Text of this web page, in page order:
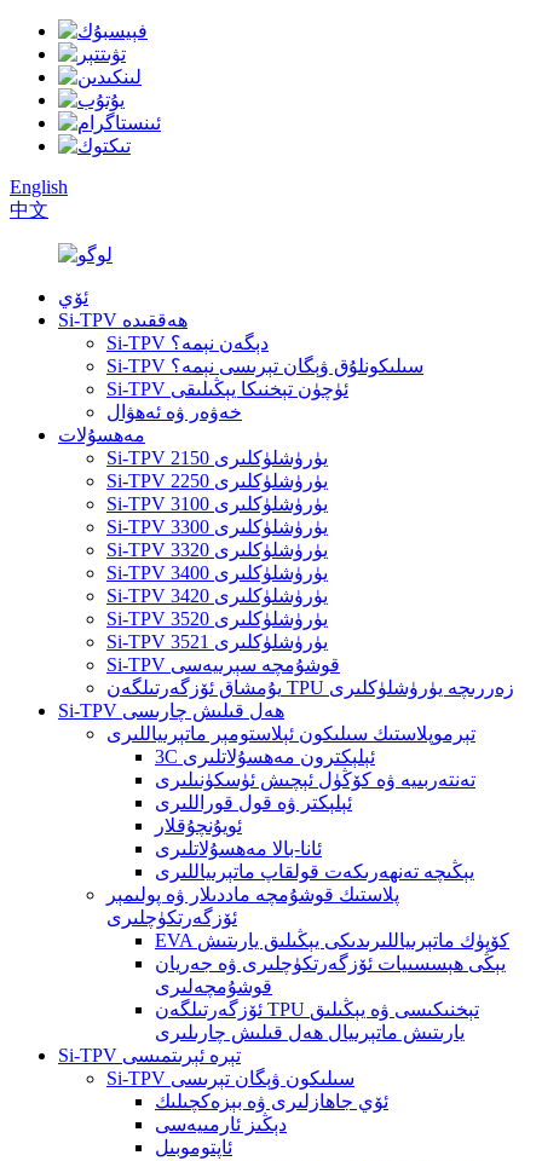
English
中文
ئۆي
Si-TPV ھەققىدە
Si-TPV دېگەن نېمە؟
Si-TPV سىلىكونلۇق ۋېگان تېرىسى نېمە؟
Si-TPV ئۈچۈن تېخنىكا يېڭىلىقى
خەۋەر ۋە ئەھۋال
مەھسۇلات
Si-TPV 2150 يۈرۈشلۈكلىرى
Si-TPV 2250 يۈرۈشلۈكلىرى
Si-TPV 3100 يۈرۈشلۈكلىرى
Si-TPV 3300 يۈرۈشلۈكلىرى
Si-TPV 3320 يۈرۈشلۈكلىرى
Si-TPV 3400 يۈرۈشلۈكلىرى
Si-TPV 3420 يۈرۈشلۈكلىرى
Si-TPV 3520 يۈرۈشلۈكلىرى
Si-TPV 3521 يۈرۈشلۈكلىرى
Si-TPV قوشۇمچە سېرىيەسى
يۇمشاق ئۆزگەرتىلگەن TPU زەررىچە يۈرۈشلۈكلىرى
Si-TPV ھەل قىلىش چارىسى
تېرموپلاستىك سىلىكون ئېلاستومېر ماتېرىياللىرى
3C ئېلېكترون مەھسۇلاتلىرى
تەنتەربىيە ۋە كۆڭۈل ئېچىش ئۈسكۈنىلىرى
ئېلېكتر ۋە قول قوراللىرى
ئويۇنچۇقلار
ئانا-بالا مەھسۇلاتلىرى
يېڭىچە تەنھەرىكەت قولقاپ ماتېرىياللىرى
پلاستىك قوشۇمچە ماددىلار ۋە پولىمېر
ئۆزگەرتكۈچلىرى
EVA كۆپۈك ماتېرىياللىرىدىكى يېڭىلىق يارىتىش
يېڭى ھېسسىيات ئۆزگەرتكۈچلىرى ۋە جەريان
قوشۇمچەلىرى
ئۆزگەرتىلگەن TPU تېخنىكىسى ۋە يېڭىلىق
يارىتىش ماتېرىيال ھەل قىلىش چارىلىرى
Si-TPV تېرە ئېرىتمىسى
Si-TPV سىلىكون ۋېگان تېرىسى
ئۆي جاھازلىرى ۋە بېزەكچىلىك
دېڭىز ئارمىيەسى
ئاپتوموبىل